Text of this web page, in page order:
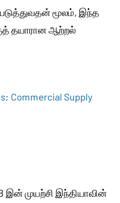
மூலம், இந்த
தயாரான ஆற்றல்
Commercial Supply
இன் முயற்சி இந்தியாவின்